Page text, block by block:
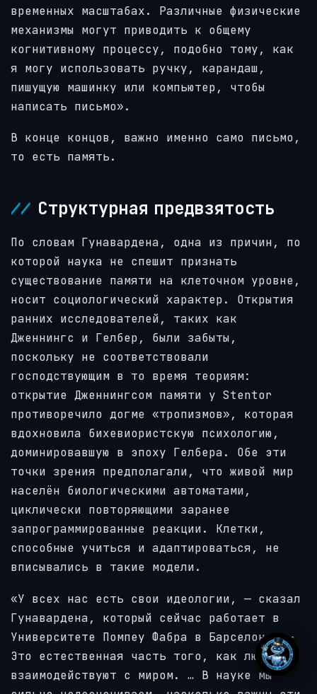
временных масштабах. Различные физические
механизмы могут приводить к общему
когнитивному процессу, подобно тому, как
я могу использовать ручку, карандаш,
пишущую машинку или компьютер, чтобы
написать письмо».
В конце концов, важно именно само письмо,
то есть память.
Структурная предвзятость
По словам Гунавардена, одна из причин, по
которой наука не спешит признать
существование памяти на клеточном уровне,
носит социологический характер. Открытия
ранних исследователей, таких как
Дженнингс и Гелбер, были забыты,
поскольку не соответствовали
господствующим в то время теориям:
открытие Дженнингсом памяти у Stentor
противоречило догме «тропизмов», которая
вдохновила бихевиористскую психологию,
доминировавшую в эпоху Гелбера. Обе эти
точки зрения предполагали, что живой мир
населён биологическими автоматами,
циклически повторяющими заранее
запрограммированные реакции. Клетки,
способные учиться и адаптироваться, не
вписывались в такие модели.
«У всех нас есть свои идеологии, — сказал
Гунавардена, который сейчас работает в
Университете Помпеу Фабра в Барселоне. —
Это естественная часть того, как люди
взаимодействуют с миром. … В науке мы